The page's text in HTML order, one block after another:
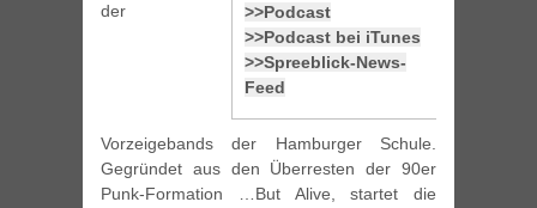
>>Podcast
>>Podcast bei iTunes
>>Spreeblick-News-
Feed
der
Vorzeigebands der Hamburger Schule.
Gegründet aus den Überresten der 90er
Punk-Formation …But Alive, startet die